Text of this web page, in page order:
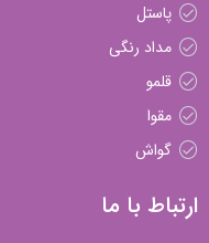
پاستل
مداد رنگی
قلمو
مقوا
گواش
ارتباط با ما